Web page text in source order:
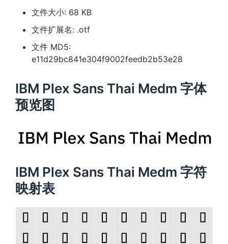
文件大小: 68 KB
文件扩展名: .otf
文件 MD5:
e11d29bc841e304f9002feedb2b53e28
IBM Plex Sans Thai Medm 字体
预览图
IBM Plex Sans Thai Medm 字符
映射表